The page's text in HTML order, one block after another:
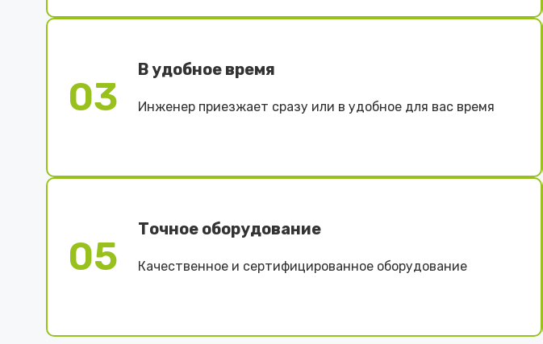
03
В удобное время
Инженер приезжает сразу или в удобное для вас время
05
Точное оборудование
Качественное и сертифицированное оборудование